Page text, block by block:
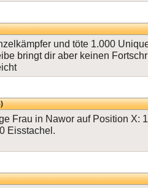
und töte 1.000
bringt dir aber keinen
Frau in Nawor auf Position X:
Eisstachel.